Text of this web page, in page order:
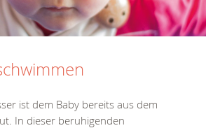
ist dem Baby bereits aus dem
In dieser beruhigenden